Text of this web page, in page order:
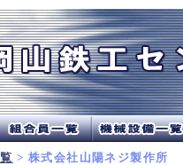
> 株式会社山陽ネジ製作所